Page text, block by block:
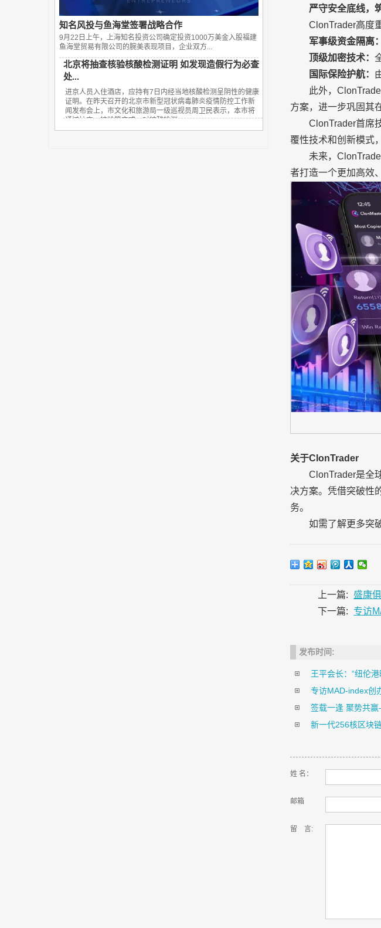
知名风投与鱼海堂签署战略合作
9月22日上午，上海知名投资公司确定投资1000万美金入股福建
鱼海堂贸易有限公司的腕美表现项目，企业双方...
北京将抽查核验核酸检测证明 如发现造假行为必查
处...
进京人员入住酒店，应持有7日内经当地核酸检测呈阴性的健康
证明。在昨天召开的北京市新型冠状病毒肺炎疫情防控工作新
闻发布会上，市文化和旅游局一级巡视员周卫民表示，本市将
通过抽查、核验等方式，对核酸检测...
严守安全底线，
ClonTrader高度
军事级资金隔离：
顶级加密技术：
国际保险护航：
此外，
方案，进一步巩固其
ClonTrader首席
覆性技术和创新模式
未来，
者打造一个更加高效
关于ClonTrader
ClonTrader是全
决方案。凭借突破性
务。
如需了解更多突
上一篇:
盛康
下一篇:
专访
发布时间:
王平会长：“纽伦港
专访MAD-index创
签载一逢 聚势共
新一代256核区块
姓 名：
邮箱
留 言: